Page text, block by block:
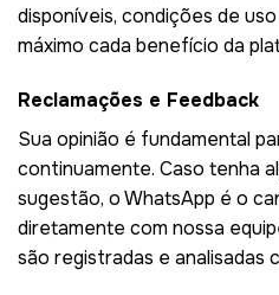
disponíveis, condições de
máximo cada benefício da
Reclamações e Feedback
Sua opinião é fundamental
continuamente. Caso tenha
sugestão, o WhatsApp é o
diretamente com nossa
são registradas e analisadas